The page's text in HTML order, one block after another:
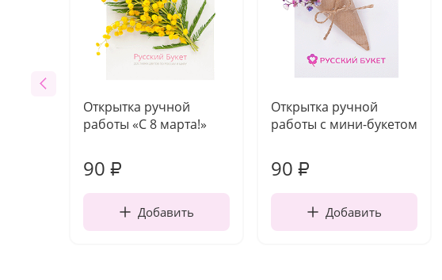
Открытка ручной
работы «С 8 марта!»
90 ₽
Добавить
Открытка ручной
работы с мини-букетом
90 ₽
Добавить